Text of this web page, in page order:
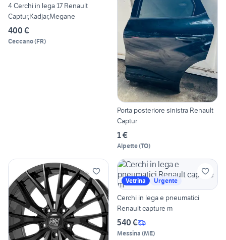
4 Cerchi in lega 17 Renault
Captur,Kadjar,Megane
400 €
Ceccano(FR)
Porta posteriore sinistra Renault
Captur
1 €
Alpette(TO)
Vetrina Urgente
Cerchi in lega e pneumatici
Renault capture m
540 €
Messina (ME)